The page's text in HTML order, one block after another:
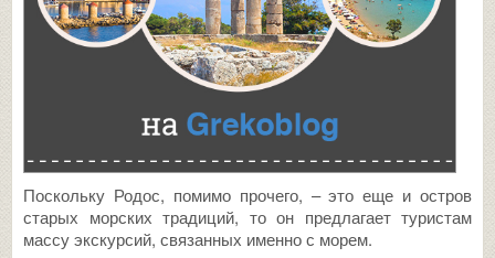
Поскольку Родос, помимо прочего, – это еще и остров
старых морских традиций, то он предлагает туристам
массу экскурсий, связанных именно с морем.